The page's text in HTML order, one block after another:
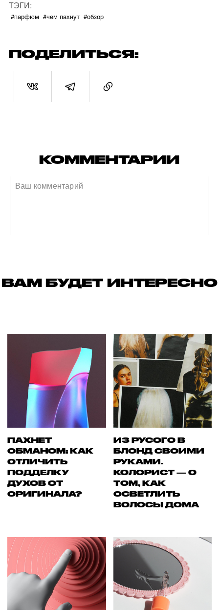
ТЭГИ:
#парфюм #чем пахнут #обзор
ПОДЕЛИТЬСЯ:
КОММЕНТАРИИ
ВАМ БУДЕТ ИНТЕРЕСНО
ПАХНЕТ
ОБМАНОМ: КАК
ОТЛИЧИТЬ
ПОДДЕЛКУ
ДУХОВ ОТ
ОРИГИНАЛА?
ИЗ РУСОГО В
БЛОНД СВОИМИ
РУКАМИ.
КОЛОРИСТ — О
ТОМ, КАК
ОСВЕТЛИТЬ
ВОЛОСЫ ДОМА